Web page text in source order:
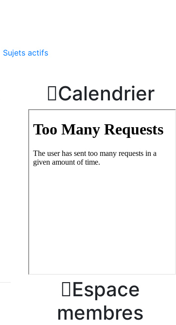
Sujets actifs
Calendrier
Espace
membres